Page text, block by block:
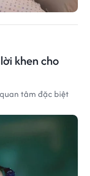
khen cho
tâm đặc biệt